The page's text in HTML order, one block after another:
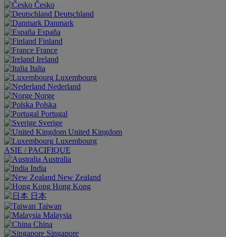
Česko
Deutschland
Danmark
España
Finland
France
Ireland
Italia
Luxembourg
Nederland
Norge
Polska
Portugal
Sverige
United Kingdom
Luxembourg
ASIE / PACIFIQUE
Australia
India
New Zealand
Hong Kong
日本
Taiwan
Malaysia
China
Singapore